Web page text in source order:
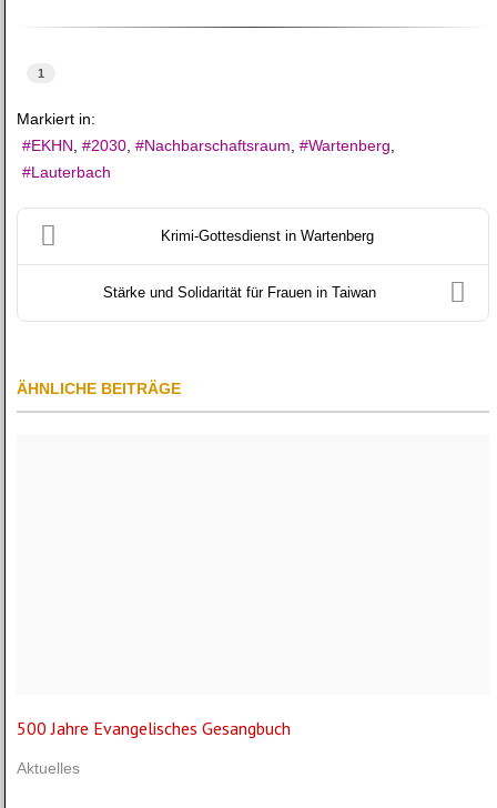
1
Markiert in:
EKHN
2030 Nachbarschaftsraum
Wartenberg
Lauterbach
Krimi-Gottesdienst in Wartenberg
Stärke und Solidarität für Frauen in Taiwan
ÄHNLICHE BEITRÄGE
500 Jahre Evangelisches Gesangbuch
Aktuelles